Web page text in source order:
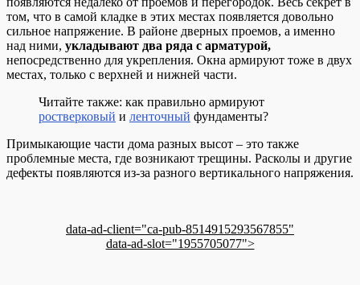
том, что в самой кладке в этих местах появляется довольно
сильное напряжение. В районе дверных проемов, а именно
над ними, укладывают два ряда с арматурой,
непосредственно для укрепления. Окна армируют тоже в двух
местах, только с верхней и нижней части.
Читайте также: как правильно армируют
ростверковый и ленточный фундаменты?
Примыкающие части дома разных высот – это также
проблемные места, где возникают трещины. Расколы и другие
дефекты появляются из-за разного вертикального напряжения.
data-ad-client="ca-pub-8514915293567855"
data-ad-slot="1955705077">